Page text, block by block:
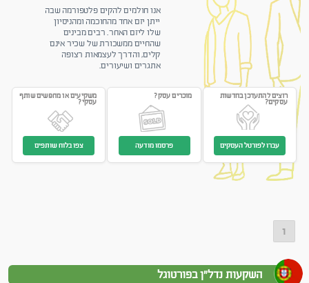
אנו חולמים להקים פלטפורמה שבה
ייתן יזם אחד מהחוכמה ומהניסיון
שלו ליזם האחר. רבים מבינים
שהחיים ממשכורת של שכיר אינם
קלים, והדרך לעצמאות רצופה
אתגרים ושיעורים.
רוצים להתעדכן בחדשות
עסקים?
עברו לפורטל העסקים
מוכרים עסק?
פרסמו מודעה
משקיעים או מחפשים שותף
עסקי?
צפו בלוח שותפים
1
השקעות נדל"ן בפורטוגל